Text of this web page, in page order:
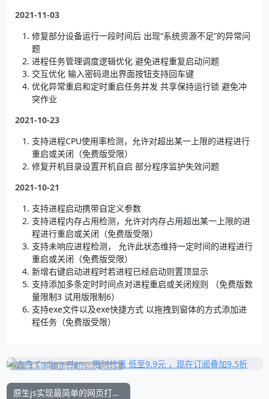
2021-11-03
修复部分设备运行一段时间后 出现“系统资源不足”的异常问
题
进程任务管理调度逻辑优化 避免进程重复启动问题
交互优化 输入密码退出界面按钮支持回车键
优化异常重启和定时重启任务并发 共享保持运行锁 避免冲
突作业
2021-10-23
支持进程CPU使用率检测，允许对超出某一上限的进程进行
重启或关闭（免费版受限）
修复开机目录设置开机自启 部分程序监护失效问题
2021-10-21
支持进程启动携带自定义参数
支持进程内存占用检测，允许对内存占用超出某一上限的进
程进行重启或关闭（免费版受限）
支持未响应进程检测， 允许此状态维持一定时间的进程进行
重启或关闭（免费版受限）
新增右键启动进程时若进程已经启动则置顶显示
支持添加多条定时时间点对进程重启或关闭规则 （免费版数
量限制3 试用版限制6）
支持exe文件以及exe快捷方式 以拖拽到窗体的方式添加进
程任务（免费版受限）
补充展位 Pages_Weblog_Get#0
原生js实现最简单的网页打印例子